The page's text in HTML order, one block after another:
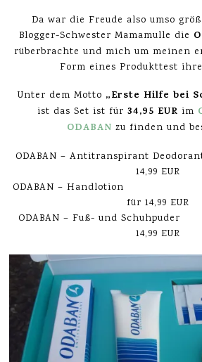
Da war die Freude also umso
Blogger-Schwester Mamamulle die
rüberbrachte und mich um meinen
Form eines Produkttest
Unter dem Motto „Erste Hilfe bei
ist das Set ist für 34,95 EUR im
ODABAN zu finden und
ODABAN – Antitranspirant
14,99 EUR
ODABAN –
für 14,99 EUR
ODABAN – Fuß- und
14,99 EUR